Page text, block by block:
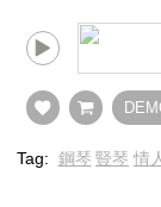
Tag: 鋼琴 豎琴 情